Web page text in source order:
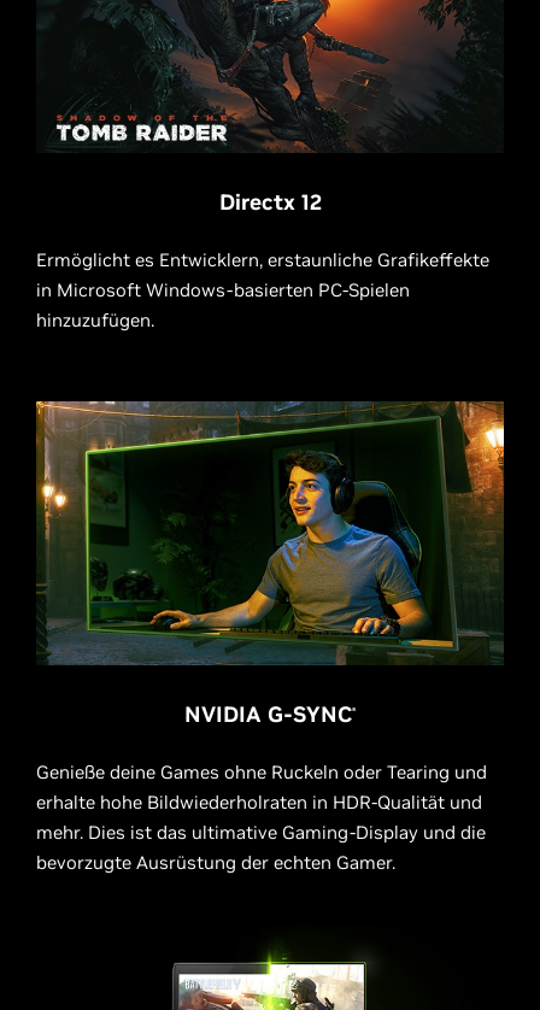
Directx 12
Ermöglicht es Entwicklern, erstaunliche Grafikeffekte
in Microsoft Windows-basierten PC-Spielen
hinzuzufügen.
NVIDIA G-SYNC®
Genieße deine Games ohne Ruckeln oder Tearing und
erhalte hohe Bildwiederholraten in HDR-Qualität und
mehr. Dies ist das ultimative Gaming-Display und die
bevorzugte Ausrüstung der echten Gamer.